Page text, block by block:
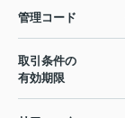
管理コード
取引条件の
有効期限